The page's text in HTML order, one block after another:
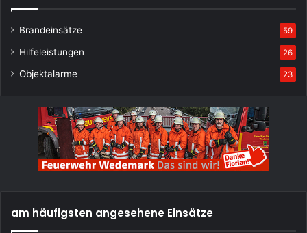
Brandeinsätze 59
Hilfeleistungen 26
Objektalarme 23
am häufigsten angesehene Einsätze